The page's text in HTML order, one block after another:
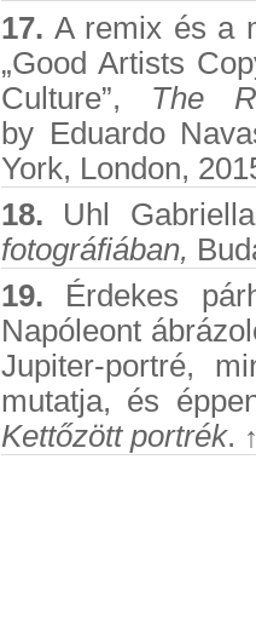
17. A remix és a
„Good Artists
Culture”, The
by Eduardo
York, London,
18. Uhl
fotográfiában,
19. Érdekes
Napóleont
Jupiter-portré,
mutatja, és
Kettőzött portrék.